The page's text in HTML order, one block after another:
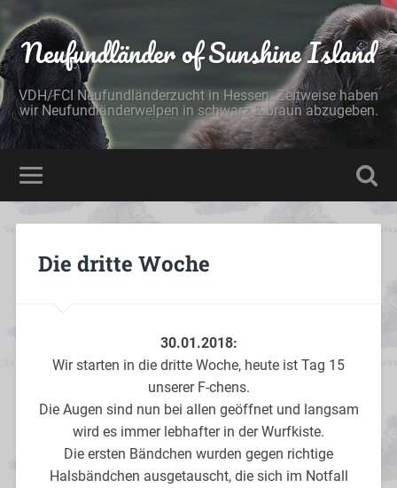
Neufundländer of Sunshine Island
VDH/FCI Neufundländerzucht in Hessen. Zeitweise haben
wir Neufundländerwelpen in schwarz & braun abzugeben.
Die dritte Woche
30.01.2018:
Wir starten in die dritte Woche, heute ist Tag 15
unserer F-chens.
Die Augen sind nun bei allen geöffnet und langsam
wird es immer lebhafter in der Wurfkiste.
Die ersten Bändchen wurden gegen richtige
Halsbändchen ausgetauscht, die sich im Notfall